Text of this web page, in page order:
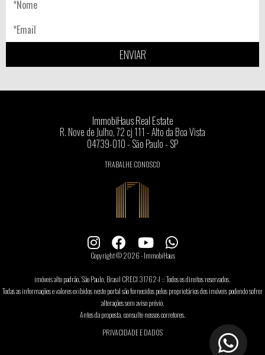
ENVIAR
ImmobiHaus Real Estate
R. Nove de Julho, 72 cj 111 - Alto da Boa Vista
04739-010 - São Paulo - SP
TRABALHE CONOSCO
Copyright © 2026 - ImmobiHaus
imóveis alto padrão, São Paulo, Brasil CRECI 31762-J :: Todos os direitos reservados.
Todas as informações e valores exibidos neste portal são fornecidos pelos proprietários dos imóveis podendo sofrer
alterações sem aviso prévio.
Antes da proposta, consulte nossos corretores.
PRIVACIDADE E DADOS